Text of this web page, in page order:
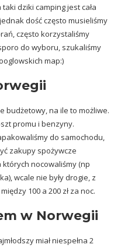
dziki camping jest cała
dość często musieliśmy
często korzystaliśmy
do wyboru, szukaliśmy
map:)
budżetowy, na ile to możliwe.
promu i benzyny.
do samochodu,
zakupy spożywcze
nocowaliśmy (np
wcale nie były drogie, z
100 a 200 zł za noc.
w Norwegii
miał niespełna 2